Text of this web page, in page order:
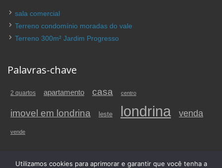
sala comercial
Terreno condomínio moradas do vale
Terreno 300m² Jardim Progresso
Palavras-chave
2 quartos apartamento casa centro
imovel em londrina leste londrina venda
vende
© 2026 imovelemlondrina.com.br – Imóvel em Londrina. Todos os direitos
Utilizamos cookies para aprimorar e garantir que você tenha a